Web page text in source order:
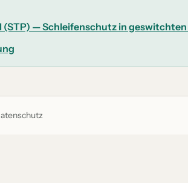
(STP) — Schleifenschutz in